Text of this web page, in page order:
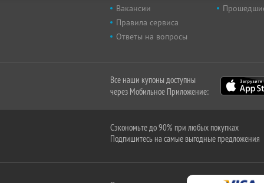
Вакансии
Правила сервиса
Ответы на вопросы
Все наши купоны доступны
через Мобильное Приложение:
Сэкономьте до 90% при любых покупках
Подпишитесь на самые выгодные предложения